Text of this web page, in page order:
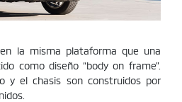
la misma plataforma que una
como diseño “body on frame”.
y el chasis son construidos por